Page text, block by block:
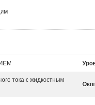
тока с жидкостным